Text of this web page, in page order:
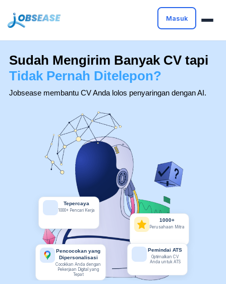
Masuk
Sudah Mengirim Banyak CV tapi
Tidak Pernah Ditelepon?
Jobsease membantu CV Anda lolos penyaringan dengan AI.
Tepercaya
1000+ Pencari Kerja
1000+
Perusahaan Mitra
Pencocokan yang
Dipersonalisasi
Cocokkan Anda dengan
Pekerjaan Digital yang
Tepat
Pemindai ATS
Optimalkan CV
Anda untuk ATS